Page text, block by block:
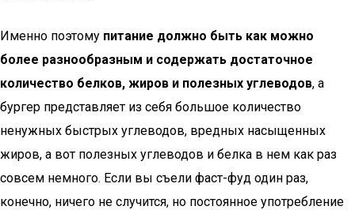
Именно поэтому питание должно быть как можно
более разнообразным и содержать достаточное
количество белков, жиров и полезных углеводов, а
бургер представляет из себя большое количество
ненужных быстрых углеводов, вредных насыщенных
жиров, а вот полезных углеводов и белка в нем как раз
совсем немного. Если вы съели фаст-фуд один раз,
конечно, ничего не случится, но постоянное употребление